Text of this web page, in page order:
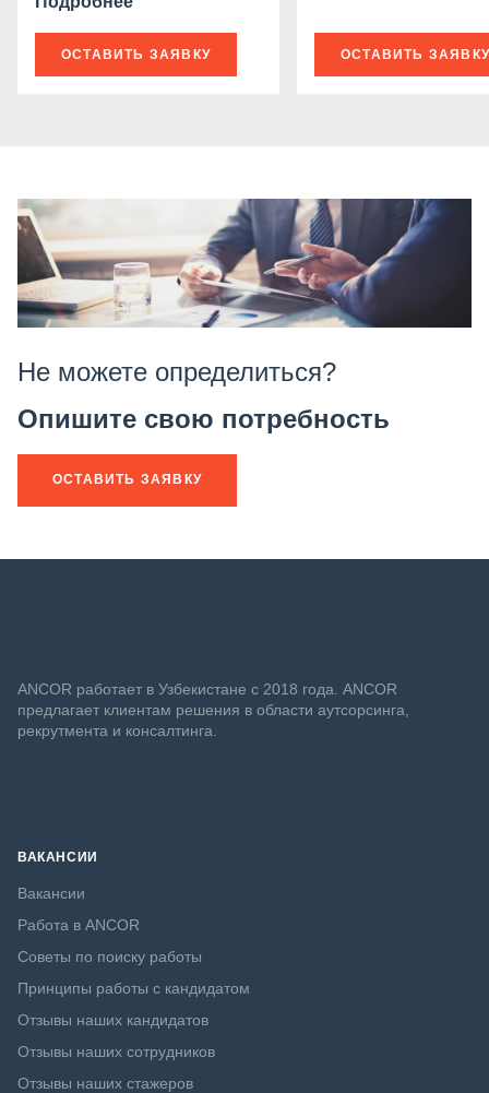
ОСТАВИТЬ ЗАЯВКУ ОСТАВИТЬ ЗАЯВКУ
Не можете определиться?
Опишите свою потребность
ОСТАВИТЬ ЗАЯВКУ
ANСOR работает в Узбекистане с 2018 года. ANCOR
предлагает клиентам решения в области аутсорсинга,
рекрутмента и консалтинга.
ВАКАНСИИ
Вакансии
Работа в ANCOR
Советы по поиску работы
Принципы работы с кандидатом
Отзывы наших кандидатов
Отзывы наших сотрудников
Отзывы наших стажеров